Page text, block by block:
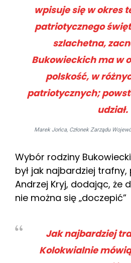
wpisuje się w okres
patriotycznego
szlachetna,
Bukowieckich ma w
polskość, w
patriotycznych;
udział.
Marek Jońca, Członek Zarządu
Wybór rodziny
był jak najbardziej trafny,
Andrzej Kryj, dodając, że
nie można się „doczepić”
Jak najbardziej
Kolokwialnie